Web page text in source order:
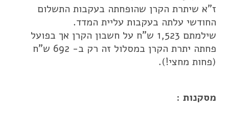
ז"א שיתרת הקרן שהופחתה בעקבות התשלום
החודשי עלתה בעקבות עליית המדד.
שילמתם 1,523 ש"ח על חשבון הקרן אך בפועל
פחתה יתרת הקרן במסלול זה רק ב- 692 ש"ח
(פחות מחצי!).
מסקנות :